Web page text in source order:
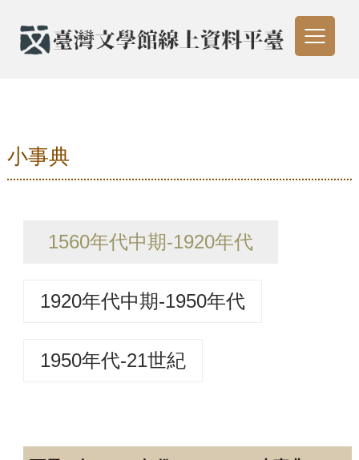
小事典
1560年代中期-1920年代
1920年代中期-1950年代
1950年代-21世紀